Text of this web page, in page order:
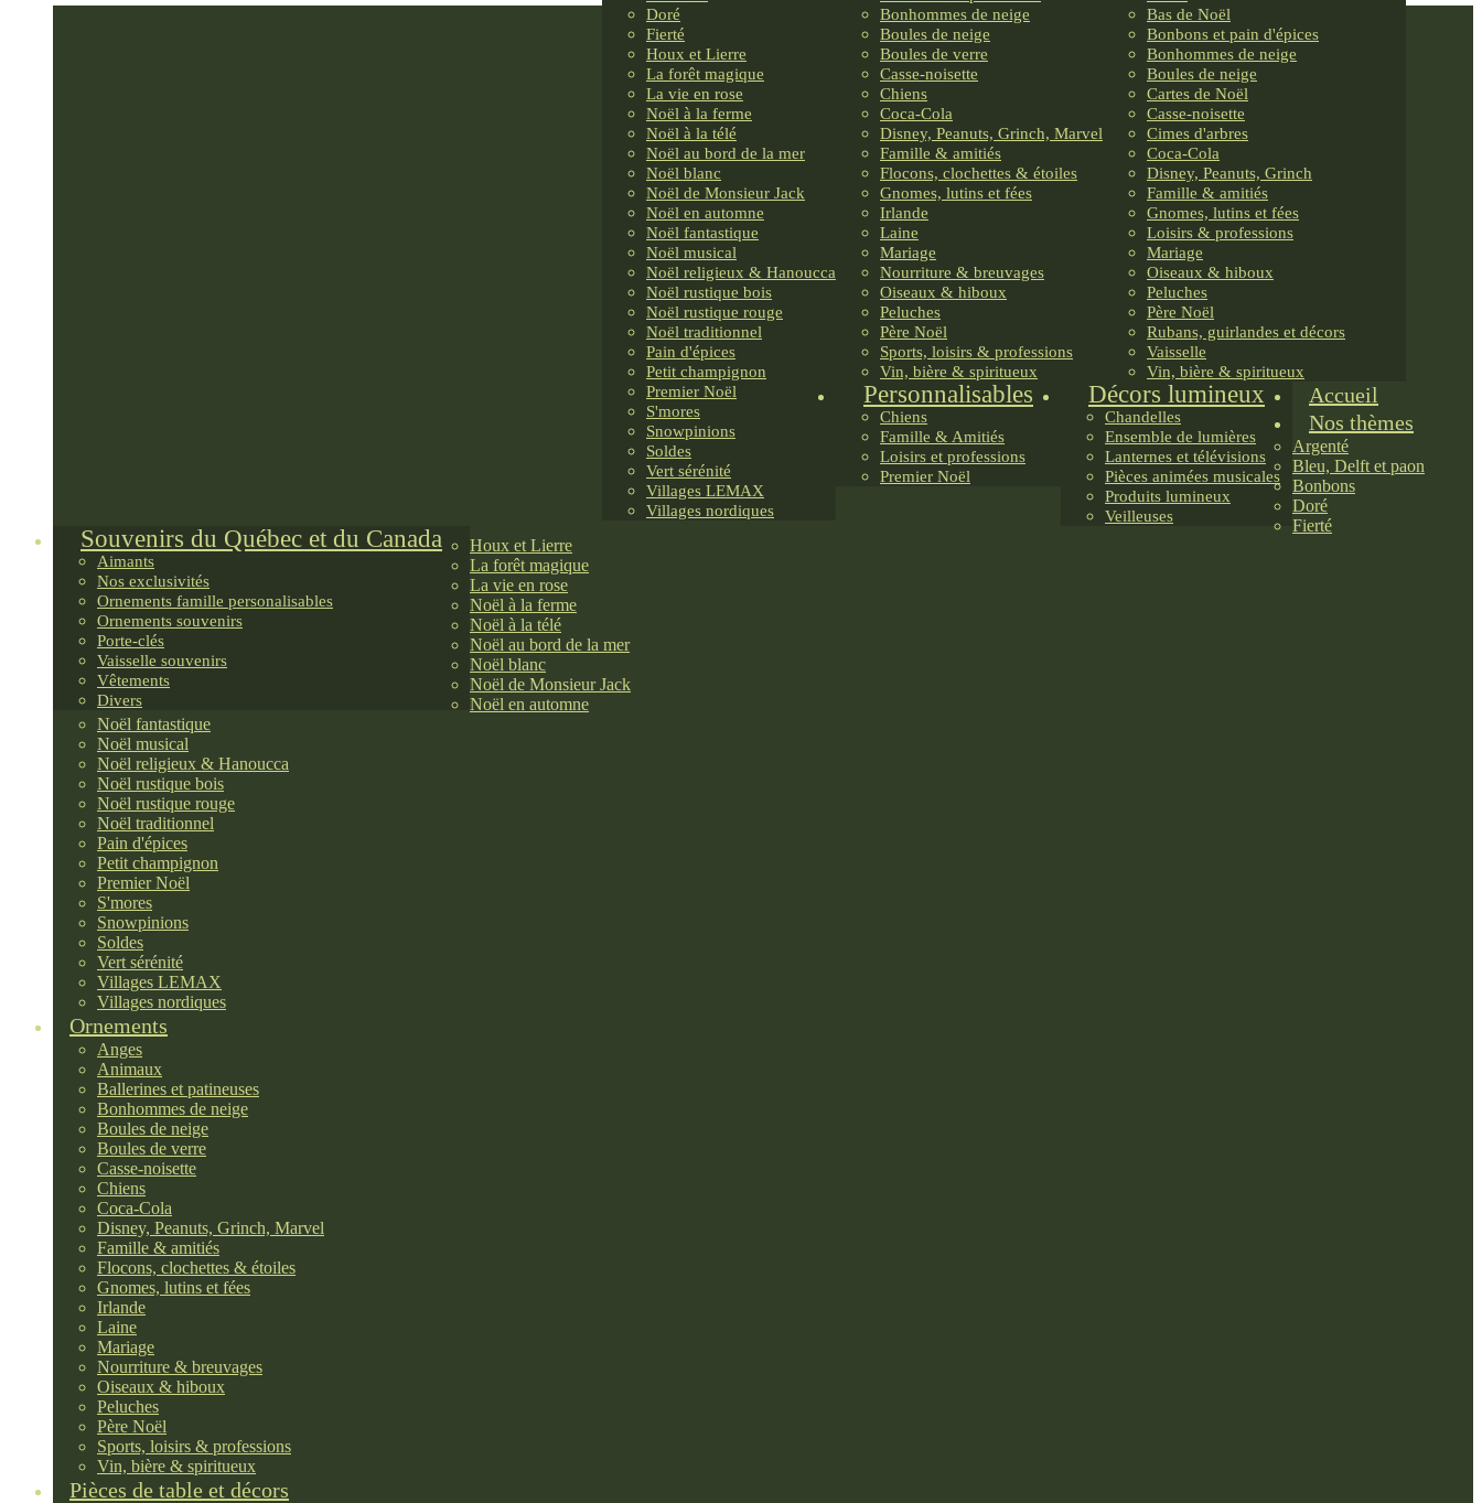
Doré
Fierté
Houx et Lierre
La forêt magique
La vie en rose
Noël à la ferme
Noël à la télé
Noël au bord de la mer
Noël blanc
Noël de Monsieur Jack
Noël en automne
Noël fantastique
Noël musical
Noël religieux & Hanoucca
Noël rustique bois
Noël rustique rouge
Noël traditionnel
Pain d'épices
Petit champignon
Premier Noël
S'mores
Snowpinions
Soldes
Vert sérénité
Villages LEMAX
Villages nordiques
Bonhommes de neige
Boules de neige
Boules de verre
Casse-noisette
Chiens
Coca-Cola
Disney, Peanuts, Grinch, Marvel
Famille & amitiés
Flocons, clochettes & étoiles
Gnomes, lutins et fées
Irlande
Laine
Mariage
Nourriture & breuvages
Oiseaux & hiboux
Peluches
Père Noël
Sports, loisirs & professions
Vin, bière & spiritueux
Bas de Noël
Bonbons et pain d'épices
Bonhommes de neige
Boules de neige
Cartes de Noël
Casse-noisette
Cimes d'arbres
Coca-Cola
Disney, Peanuts, Grinch
Famille & amitiés
Gnomes, lutins et fées
Loisirs & professions
Mariage
Oiseaux & hiboux
Peluches
Père Noël
Rubans, guirlandes et décors
Vaisselle
Vin, bière & spiritueux
Personnalisables
Chiens
Famille & Amitiés
Loisirs et professions
Premier Noël
Décors lumineux
Chandelles
Ensemble de lumières
Lanternes et télévisions
Pièces animées musicales
Produits lumineux
Veilleuses
Souvenirs du Québec et du Canada
Aimants
Nos exclusivités
Ornements famille personalisables
Ornements souvenirs
Porte-clés
Vaisselle souvenirs
Vêtements
Divers
Accueil
Nos thèmes
Argenté
Bleu, Delft et paon
Bonbons
Doré
Fierté
Houx et Lierre
La forêt magique
La vie en rose
Noël à la ferme
Noël à la télé
Noël au bord de la mer
Noël blanc
Noël de Monsieur Jack
Noël en automne
Noël fantastique
Noël musical
Noël religieux & Hanoucca
Noël rustique bois
Noël rustique rouge
Noël traditionnel
Pain d'épices
Petit champignon
Premier Noël
S'mores
Snowpinions
Soldes
Vert sérénité
Villages LEMAX
Villages nordiques
Ornements
Anges
Animaux
Ballerines et patineuses
Bonhommes de neige
Boules de neige
Boules de verre
Casse-noisette
Chiens
Coca-Cola
Disney, Peanuts, Grinch, Marvel
Famille & amitiés
Flocons, clochettes & étoiles
Gnomes, lutins et fées
Irlande
Laine
Mariage
Nourriture & breuvages
Oiseaux & hiboux
Peluches
Père Noël
Sports, loisirs & professions
Vin, bière & spiritueux
Pièces de table et décors